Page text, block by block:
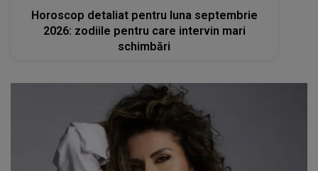
Horoscop detaliat pentru luna septembrie
2026: zodiile pentru care intervin mari
schimbări